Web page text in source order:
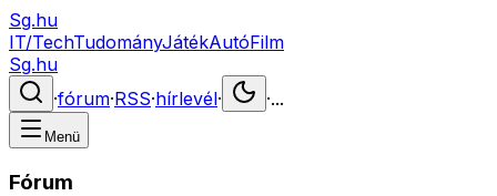
Sg.hu
IT/TechTudományJátékAutóFilm
Sg.hu
·fórum·RSS·hírlevél· ·...
Menü
Fórum